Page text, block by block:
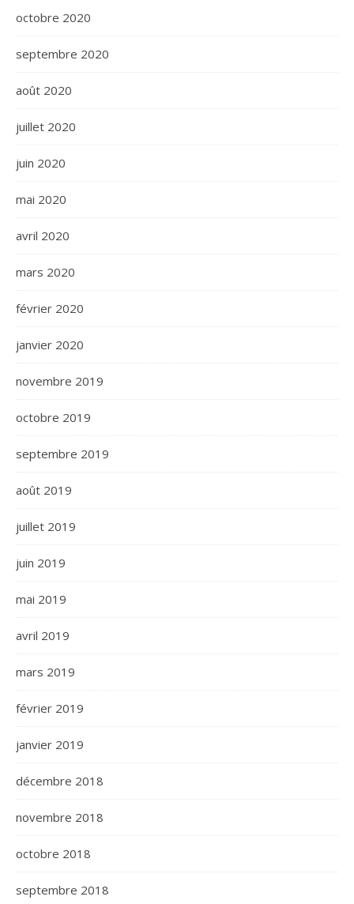
octobre 2020
septembre 2020
août 2020
juillet 2020
juin 2020
mai 2020
avril 2020
mars 2020
février 2020
janvier 2020
novembre 2019
octobre 2019
septembre 2019
août 2019
juillet 2019
juin 2019
mai 2019
avril 2019
mars 2019
février 2019
janvier 2019
décembre 2018
novembre 2018
octobre 2018
septembre 2018